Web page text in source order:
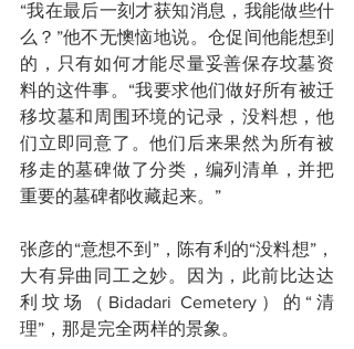
“我在最后一刻才获知消息，我能做些什
么？”他不无懊恼地说。仓促间他能想到
的，只有如何才能尽量妥善保存坟墓资
料的这件事。“我要求他们做好所有被迁
移坟墓和周围环境的记录，没料想，他
们立即同意了。他们后来果然为所有被
移走的墓碑做了分类，编列清单，并把
重要的墓碑都收藏起来。”
张彦的“意想不到”，陈有利的“没料想”，
大有异曲同工之妙。因为，此前比达达
利坟场（Bidadari Cemetery）的“清
理”，那是完全两样的景象。